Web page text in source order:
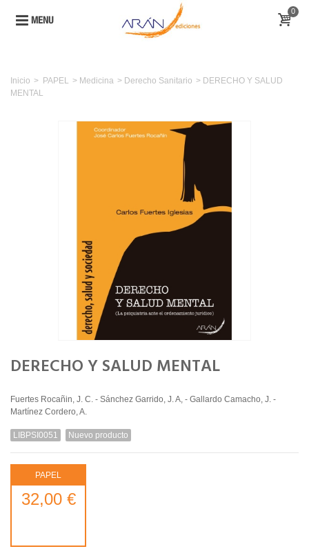
MENU
0
Inicio > PAPEL > Medicina > Derecho Sanitario > DERECHO Y SALUD
MENTAL
DERECHO Y SALUD MENTAL
Fuertes Rocañin, J. C. - Sánchez Garrido, J. A, - Gallardo Camacho, J. -
Martínez Cordero, A.
LIBPSI0051 Nuevo producto
PAPEL
32,00 €